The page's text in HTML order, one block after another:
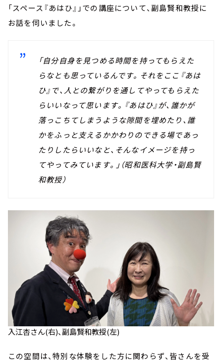
「スペース『あはひ』」での講座について、副島賢和教授に
お話を伺いました。
「自分自身を見つめる時間を持ってもらえた
らなとも思っているんです。それをここ『あは
ひ』で、人との繋がりを通してやってもらえた
らいいなって思います。『あはひ』が、誰かが
落っこちてしまうような隙間を埋めたり、誰
かをふっと支えるかかわりのできる場であっ
たりしたらいいなと、そんなイメージを持っ
てやってみています。」（昭和医科大学・副島賢
和教授）
入江杏さん(右)、副島賢和教授(左)
この空間は、特別な体験をした方に関わらず、皆さんを受